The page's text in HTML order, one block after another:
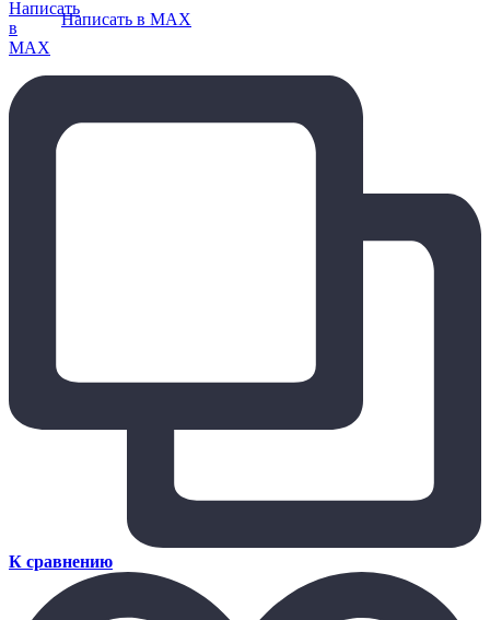
Написать в MAX
К сравнению